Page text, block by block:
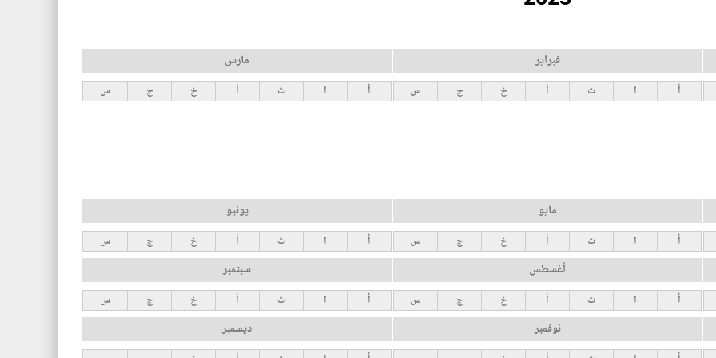
فبراير
أ ا ث أ خ ج س
مارس
أ ا ث أ خ ج س
مايو
أ ا ث أ خ ج س
يونيو
أ ا ث أ خ ج س
أغسطس
أ ا ث أ خ ج س
سبتمبر
أ ا ث أ خ ج س
نوفمبر ديسمبر